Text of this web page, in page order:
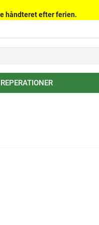
håndteret efter ferien.